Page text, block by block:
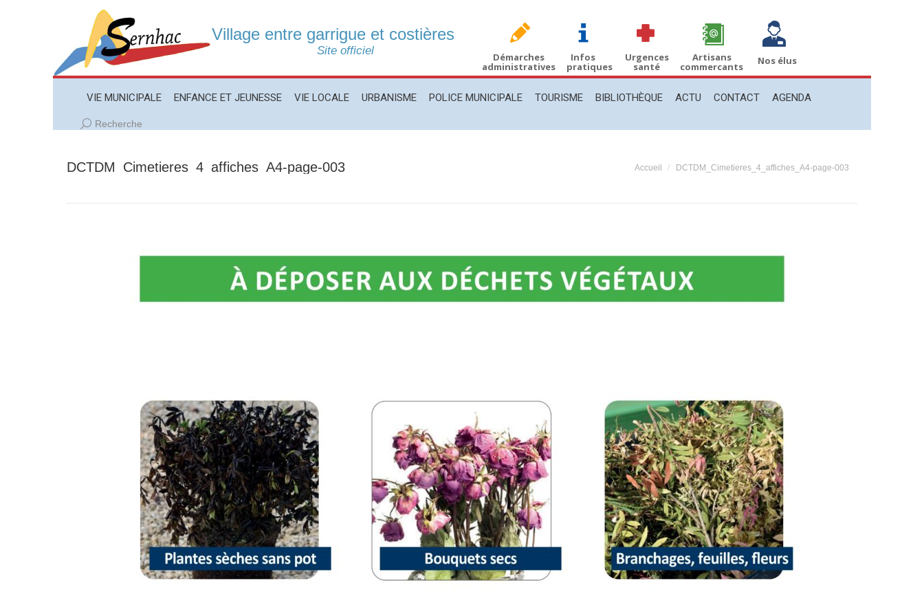
Village entre garrigue et costières
Site officiel Démarches
administratives
Infos
pratiques
Urgences
santé
Artisans
commercants Nos élus
VIE MUNICIPALE ENFANCE ET JEUNESSE VIE LOCALE URBANISME POLICE MUNICIPALE TOURISME BIBLIOTHÈQUE ACTU CONTACT AGENDA
Recherche
Recherche
DCTDM_Cimetieres_4_affiches_A4-page-003 Vous êtes ici :
Accueil DCTDM_Cimetieres_4_affiches_A4-page-003
VIE MUNICIPALE ENFANCE ET JEUNESSE VIE LOCALE URBANISME POLICE MUNICIPALE TOURISME BIBLIOTHÈQUE CONTACT AGENDA